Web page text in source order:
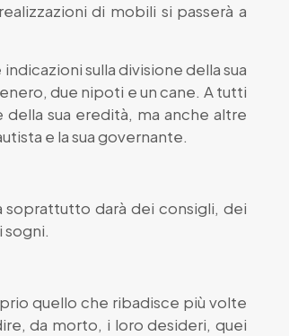
di mobili si passerà a
sulla divisione della sua
due nipoti e un cane. A tutti
sua eredità, ma anche altre
e la sua governante.
darà dei consigli, dei
sogni.
quello che ribadisce più volte
da morto, i loro desideri, quei